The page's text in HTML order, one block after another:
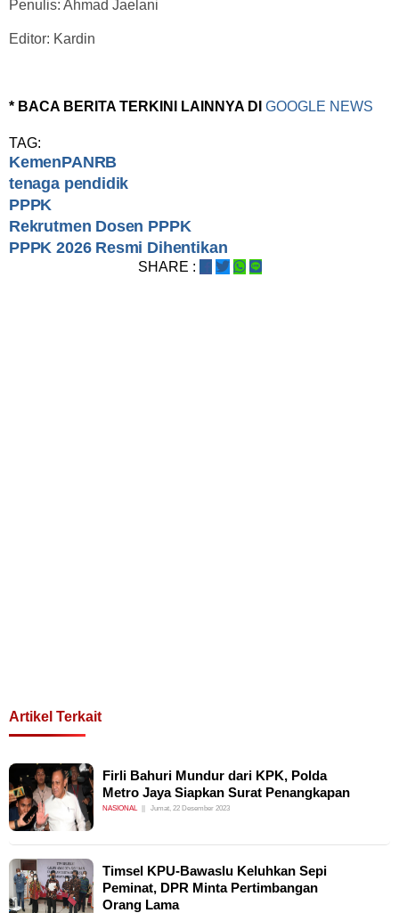
Penulis: Ahmad Jaelani
Editor: Kardin
* BACA BERITA TERKINI LAINNYA DI GOOGLE NEWS
TAG:
KemenPANRB
tenaga pendidik
PPPK
Rekrutmen Dosen PPPK
PPPK 2026 Resmi Dihentikan
SHARE :
Artikel Terkait
Firli Bahuri Mundur dari KPK, Polda
Metro Jaya Siapkan Surat Penangkapan
NASIONAL Jumat, 22 Desember 2023
Timsel KPU-Bawaslu Keluhkan Sepi
Peminat, DPR Minta Pertimbangan
Orang Lama